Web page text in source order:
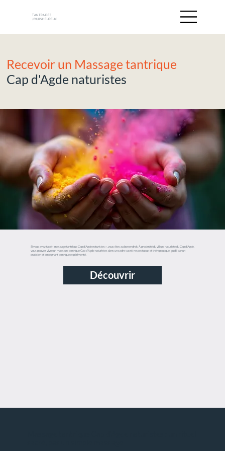
TANTRA DES
JOURS HEUREUX
Recevoir un Massage tantrique
Cap d'Agde naturistes
Si vous avez tapé « massage tantrique Cap d’Agde naturistes », vous êtes au bon endroit. À proximité du village naturiste du Cap d’Agde,
vous pouvez vivre un massage tantrique Cap d’Agde naturistes dans un cadre sacré, respectueux et thérapeutique, guidé par un
praticien et enseignant tantrique expérimenté.
Découvrir